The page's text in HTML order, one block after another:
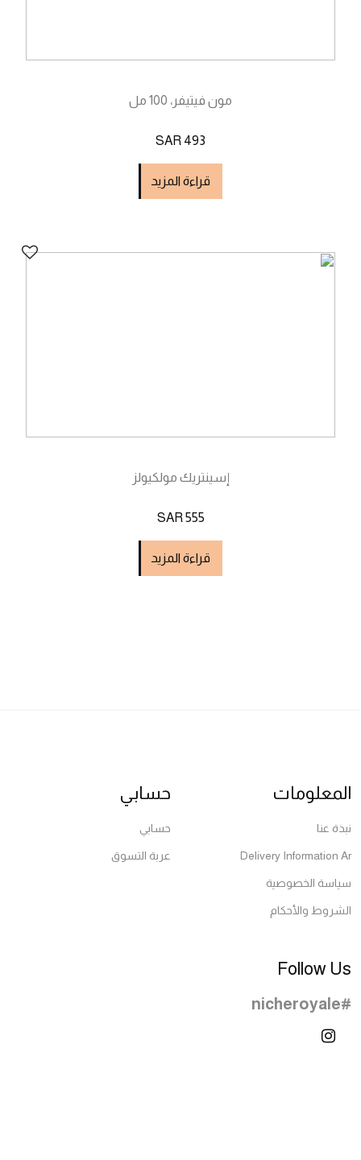
مون فيتيفر، 100 مل
SAR 493
قراءة المزيد
إسينتريك مولكيولز
SAR 555
قراءة المزيد
المعلومات
نبذة عنا
Delivery Information Ar
سياسة الخصوصية
الشروط والأحكام
حسابي
حسابي
عربة التسوق
Follow Us
#nicheroyale